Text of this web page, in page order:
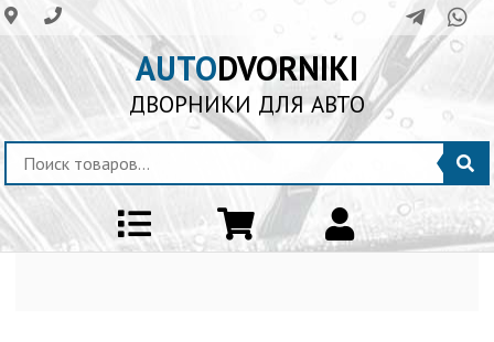
AUTODVORNIKI
ДВОРНИКИ ДЛЯ АВТО